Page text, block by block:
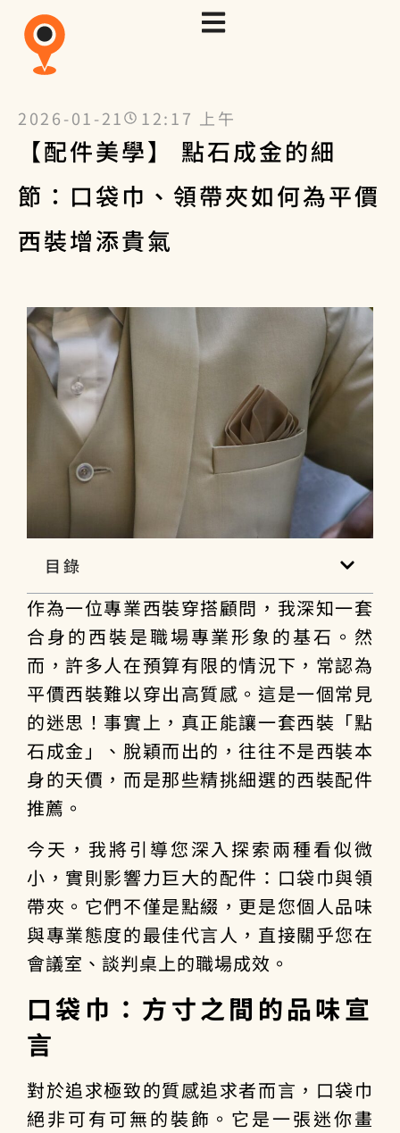
2026-01-21 12:17 上午
【配件美學】 點石成金的細
節：口袋巾、領帶夾如何為平價
西裝增添貴氣
目錄
作為一位專業西裝穿搭顧問，我深知一套
合身的西裝是職場專業形象的基石。然
而，許多人在預算有限的情況下，常認為
平價西裝難以穿出高質感。這是一個常見
的迷思！事實上，真正能讓一套西裝「點
石成金」、脫穎而出的，往往不是西裝本
身的天價，而是那些精挑細選的西裝配件
推薦 。
今天，我將引導您深入探索兩種看似微
小，實則影響力巨大的配件： 口袋巾與領
帶夾 。它們不僅是點綴，更是您個人品味
與專業態度的最佳代言人，直接關乎您在
會議室、談判桌上的職場成效 。
口袋巾：方寸之間的品味宣
言
對於追求極致的質感追求者而言，口袋巾
絕非可有可無的裝飾。它是一張迷你畫